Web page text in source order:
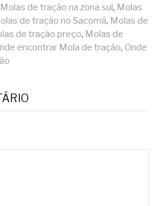
Molas de tração na zona sul, Molas
de tração no Sacomã, Molas de
de tração preço, Molas de
encontrar Mola de tração, Onde